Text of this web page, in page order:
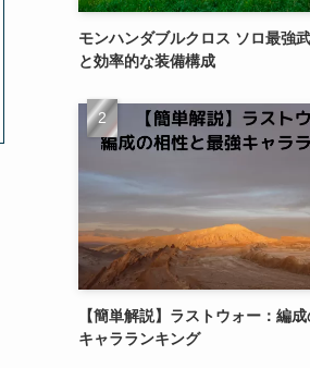
モンハンダブルクロス ソロ最強
と効率的な装備構成
【簡単解説】ラストウォー：編
キャラランキング